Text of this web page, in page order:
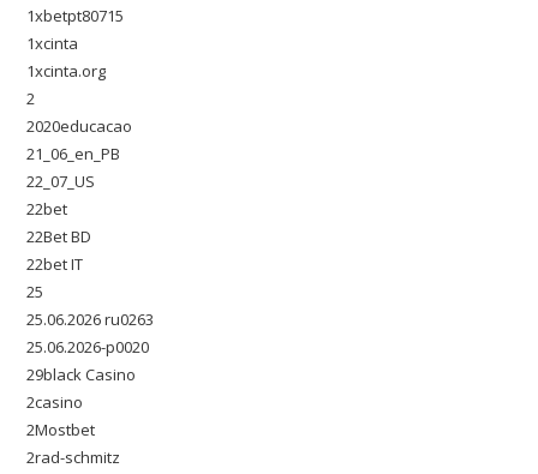
1xbetpt80715
1xcinta
1xcinta.org
2
2020educacao
21_06_en_PB
22_07_US
22bet
22Bet BD
22bet IT
25
25.06.2026 ru0263
25.06.2026-p0020
29black Casino
2casino
2Mostbet
2rad-schmitz